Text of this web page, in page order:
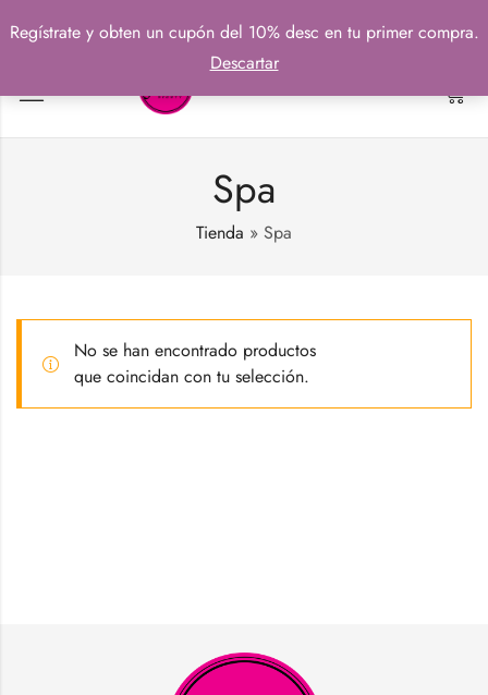
Spa
Tienda » Spa
No se han encontrado productos
que coincidan con tu selección.
Regístrate y obten un cupón del 10% desc en tu primer compra.
Descartar